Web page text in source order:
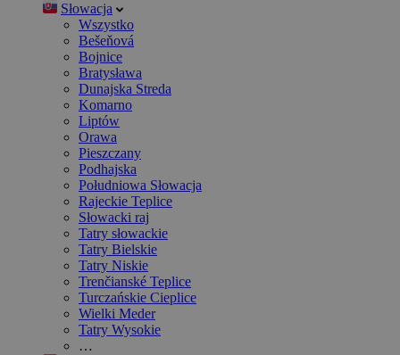
Słowacja
Wszystko
Bešeňová
Bojnice
Bratysława
Dunajska Streda
Komarno
Liptów
Orawa
Pieszczany
Podhajska
Południowa Słowacja
Rajeckie Teplice
Słowacki raj
Tatry słowackie
Tatry Bielskie
Tatry Niskie
Trenčianské Teplice
Turczańskie Cieplice
Wielki Meder
Tatry Wysokie
…